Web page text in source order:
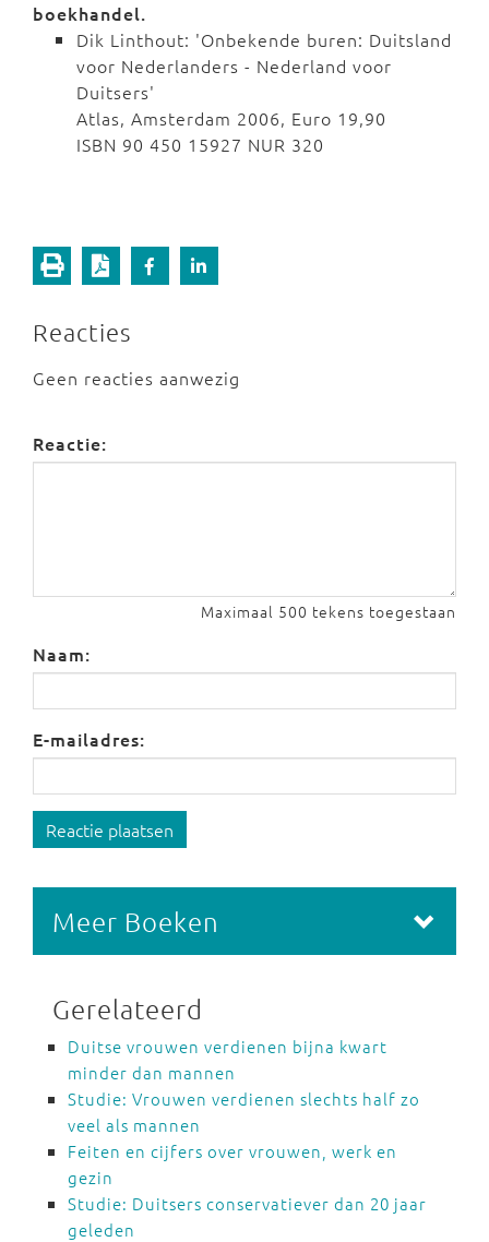
boekhandel.
Dik Linthout: 'Onbekende buren: Duitsland
voor Nederlanders - Nederland voor
Duitsers'
Atlas, Amsterdam 2006, Euro 19,90
ISBN 90 450 15927 NUR 320
Reacties
Geen reacties aanwezig
Reactie:
Maximaal 500 tekens toegestaan
Naam:
E-mailadres:
Reactie plaatsen
Meer Boeken
Gerelateerd
Duitse vrouwen verdienen bijna kwart
minder dan mannen
Studie: Vrouwen verdienen slechts half zo
veel als mannen
Feiten en cijfers over vrouwen, werk en
gezin
Studie: Duitsers conservatiever dan 20 jaar
geleden